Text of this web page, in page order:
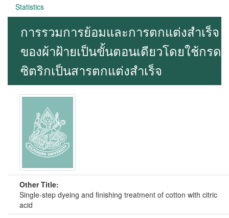
Statistics
การรวมการย้อมและการตกแต่งสำเร็จ
ของผ้าฝ้ายเป็นขั้นตอนเดียวโดยใช้กรด
ซิตริกเป็นสารตกแต่งสำเร็จ
Other Title:
Single-step dyeing and finishing treatment of cotton with citric
acid